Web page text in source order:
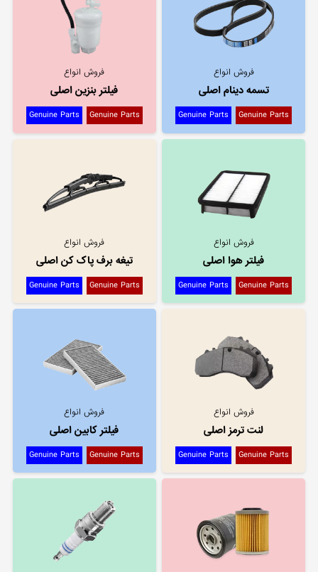
فروش انواع
تسمه دینام اصلی
Genuine Parts
Genuine Parts
فروش انواع
فیلتر بنزین اصلی
Genuine Parts
Genuine Parts
فروش انواع
فیلتر هوا اصلی
Genuine Parts
Genuine Parts
فروش انواع
تیغه برف پاک کن اصلی
Genuine Parts
Genuine Parts
فروش انواع
لنت ترمز اصلی
Genuine Parts
Genuine Parts
فروش انواع
فیلتر کابین اصلی
Genuine Parts
Genuine Parts